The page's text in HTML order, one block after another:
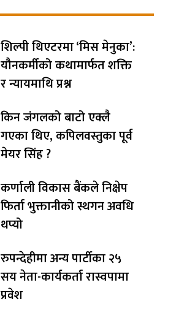
शिल्पी थिएटरमा ‘मिस मेनुका’:
यौनकर्मीको कथामार्फत शक्ति
र न्यायमाथि प्रश्न
किन जंगलको बाटो एक्लै
गएका थिए, कपिलवस्तुका पूर्व
मेयर सिंह ?
कर्णाली विकास बैंकले निक्षेप
फिर्ता भुक्तानीको स्थगन अवधि
थप्यो
रुपन्देहीमा अन्य पार्टीका २५
सय नेता-कार्यकर्ता रास्वपामा
प्रवेश